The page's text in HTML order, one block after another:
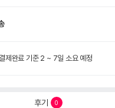
제완료 기준 2 ~ 7일 소요 예정
후기 0